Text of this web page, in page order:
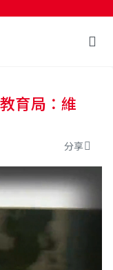
育局：維
分享